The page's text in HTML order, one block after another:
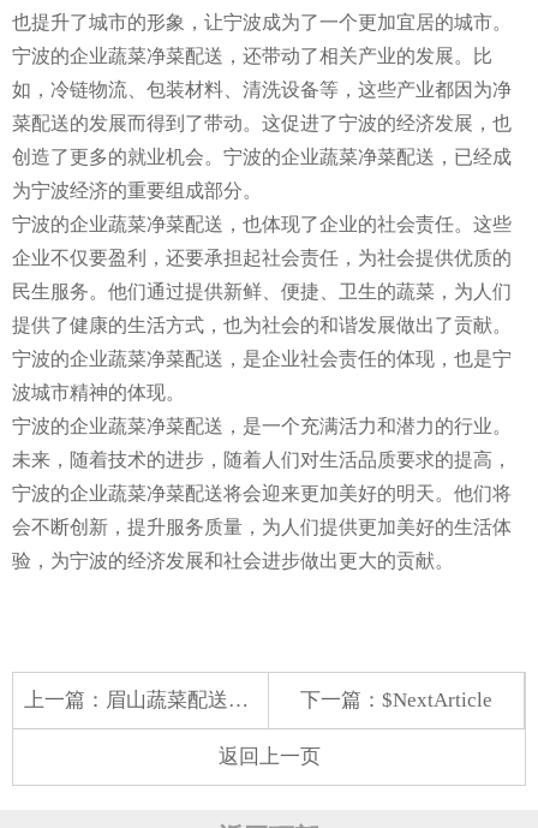
也提升了城市的形象，让宁波成为了一个更加宜居的城市。
宁波的企业蔬菜净菜配送，还带动了相关产业的发展。比
如，冷链物流、包装材料、清洗设备等，这些产业都因为净
菜配送的发展而得到了带动。这促进了宁波的经济发展，也
创造了更多的就业机会。宁波的企业蔬菜净菜配送，已经成
为宁波经济的重要组成部分。
宁波的企业蔬菜净菜配送，也体现了企业的社会责任。这些
企业不仅要盈利，还要承担起社会责任，为社会提供优质的
民生服务。他们通过提供新鲜、便捷、卫生的蔬菜，为人们
提供了健康的生活方式，也为社会的和谐发展做出了贡献。
宁波的企业蔬菜净菜配送，是企业社会责任的体现，也是宁
波城市精神的体现。
宁波的企业蔬菜净菜配送，是一个充满活力和潜力的行业。
未来，随着技术的进步，随着人们对生活品质要求的提高，
宁波的企业蔬菜净菜配送将会迎来更加美好的明天。他们将
会不断创新，提升服务质量，为人们提供更加美好的生活体
验，为宁波的经济发展和社会进步做出更大的贡献。
上一篇： 眉山蔬菜配送转让 下一篇：$NextArticle
返回上一页